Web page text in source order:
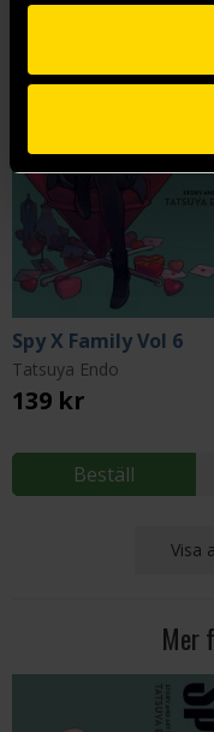
Spy X Family Vol 6
Tatsuya Endo
139 kr
Beställ
Visa
Mer